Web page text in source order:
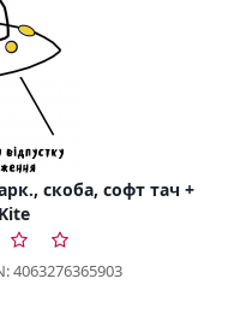
скоба, софт тач +
4063276365903